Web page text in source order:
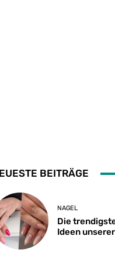
BEITRÄGE
NAGEL
Die
Ideen